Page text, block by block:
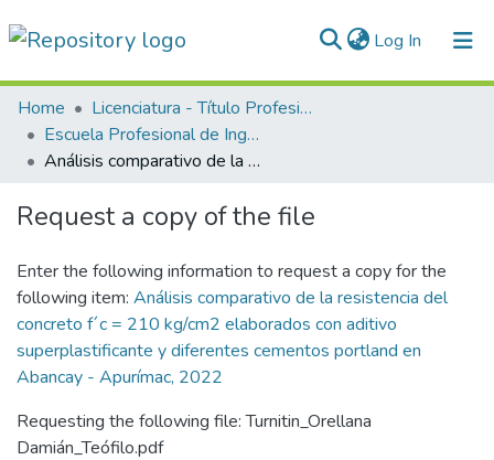
Log In (current)
Communities & Collections
All of DSpace
Normativas
Home
Licenciatura - Título Profesional
Escuela Profesional de Ingeniería Civil
Análisis comparativo de la resistencia del concreto f´c = 210 kg/cm2 elaborados con aditivo superplastificante y diferentes cementos portland en Abancay - Apurímac, 2022
Request a copy of the file
Enter the following information to request a copy for the
following item: Análisis comparativo de la resistencia del
concreto f´c = 210 kg/cm2 elaborados con aditivo
superplastificante y diferentes cementos portland en
Abancay - Apurímac, 2022
Requesting the following file: Turnitin_Orellana
Damián_Teófilo.pdf